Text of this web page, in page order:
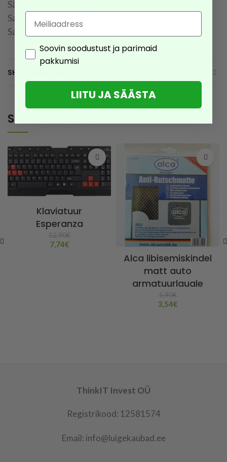
Säilitab ligipääsu olulistele ühendustele
Saab kasutada telefoni toena
Samsung Galaxy A70 nutitelefonile
SHIPPING & DELIVERY
SEOTUD TOOTED
Klaviatuur
Esperanza
12,90€
7,74€
Alca libisemiskindel
matt auto
armatuurlauale
5,90€
3,54€
ThinkIT Invest OÜ
Registrikood: 12581574
Email: info@luigekaubad.ee
Email
Consent
Soovin soodustust ja parimaid
pakkumisi
LIITU JA SÄÄSTA